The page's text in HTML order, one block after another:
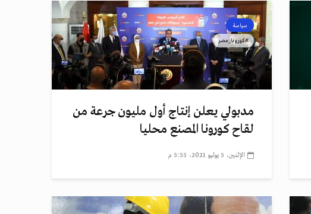
سياسة
#كورونا_مصر
مدبولي يعلن إنتاج أول مليون جرعة من
لقاح كورونا المصنع محليا
الإثنين، 5 يوليو 2021، 5:55 م